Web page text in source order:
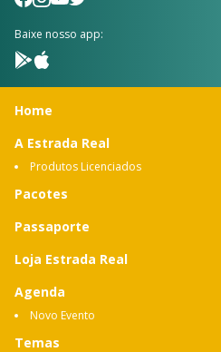
Baixe nosso app:
Home
A Estrada Real
Produtos Licenciados
Pacotes
Passaporte
Loja Estrada Real
Agenda
Novo Evento
Temas